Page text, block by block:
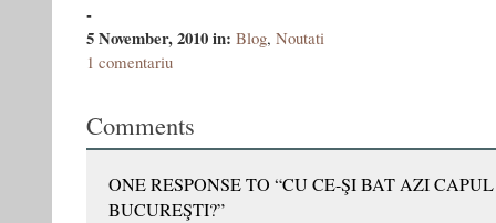
-
5 November, 2010in: Blog, Noutati
1 comentariu
Comments
ONE RESPONSE TO “CU CE-ŞI BAT AZI
BUCUREŞTI?”